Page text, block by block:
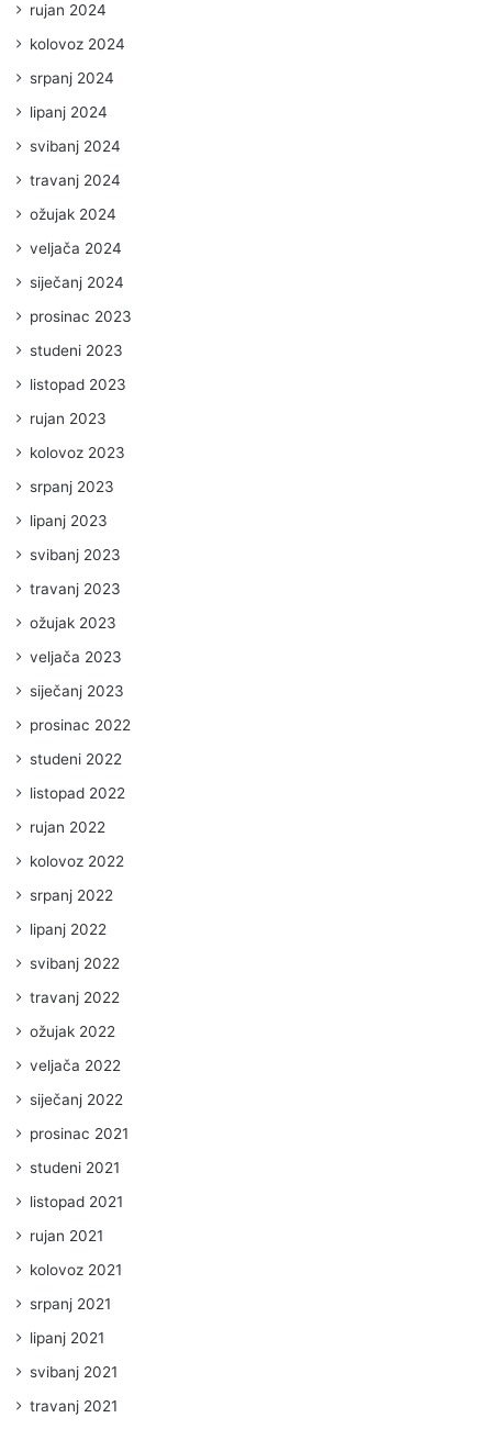
rujan 2024
kolovoz 2024
srpanj 2024
lipanj 2024
svibanj 2024
travanj 2024
ožujak 2024
veljača 2024
siječanj 2024
prosinac 2023
studeni 2023
listopad 2023
rujan 2023
kolovoz 2023
srpanj 2023
lipanj 2023
svibanj 2023
travanj 2023
ožujak 2023
veljača 2023
siječanj 2023
prosinac 2022
studeni 2022
listopad 2022
rujan 2022
kolovoz 2022
srpanj 2022
lipanj 2022
svibanj 2022
travanj 2022
ožujak 2022
veljača 2022
siječanj 2022
prosinac 2021
studeni 2021
listopad 2021
rujan 2021
kolovoz 2021
srpanj 2021
lipanj 2021
svibanj 2021
travanj 2021